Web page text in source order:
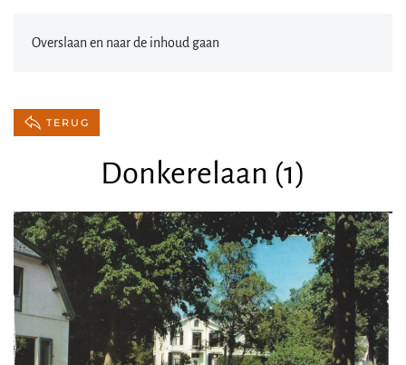
Overslaan en naar de inhoud gaan
TERUG
Donkerelaan (1)